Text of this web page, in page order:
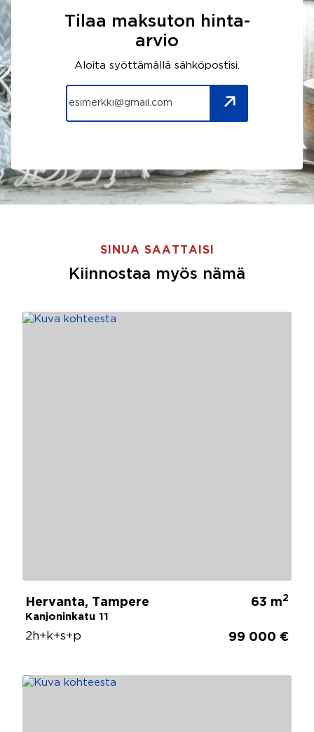
Tilaa maksuton hinta-
arvio
Aloita syöttämällä sähköpostisi.
SINUA SAATTAISI
Kiinnostaa myös nämä
Hervanta, Tampere
Kanjoninkatu 11
63 m2
2h+k+s+p 99 000 €